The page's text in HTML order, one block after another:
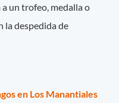
a un trofeo, medalla o
la despedida de
en Los Manantiales